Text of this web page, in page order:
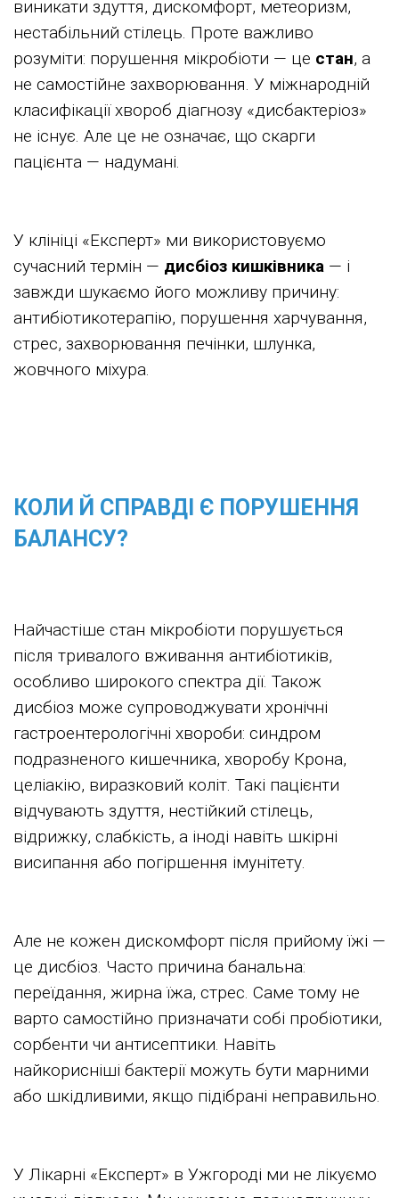
виникати здуття, дискомфорт, метеоризм,
нестабільний стілець. Проте важливо
розуміти: порушення мікробіоти — це стан, а
не самостійне захворювання. У міжнародній
класифікації хвороб діагнозу «дисбактеріоз»
не існує. Але це не означає, що скарги
пацієнта — надумані.
У клініці «Експерт» ми використовуємо
сучасний термін — дисбіоз кишківника — і
завжди шукаємо його можливу причину:
антибіотикотерапію, порушення харчування,
стрес, захворювання печінки, шлунка,
жовчного міхура.
КОЛИ Й СПРАВДІ Є ПОРУШЕННЯ
БАЛАНСУ?
Найчастіше стан мікробіоти порушується
після тривалого вживання антибіотиків,
особливо широкого спектра дії. Також
дисбіоз може супроводжувати хронічні
гастроентерологічні хвороби: синдром
подразненого кишечника, хворобу Крона,
целіакію, виразковий коліт. Такі пацієнти
відчувають здуття, нестійкий стілець,
відрижку, слабкість, а іноді навіть шкірні
висипання або погіршення імунітету.
Але не кожен дискомфорт після прийому їжі —
це дисбіоз. Часто причина банальна:
переїдання, жирна їжа, стрес. Саме тому не
варто самостійно призначати собі пробіотики,
сорбенти чи антисептики. Навіть
найкорисніші бактерії можуть бути марними
або шкідливими, якщо підібрані неправильно.
У Лікарні «Експерт» в Ужгороді ми не лікуємо